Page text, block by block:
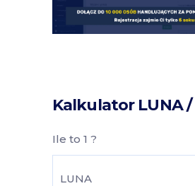
Kalkulator LUNA /
Ile to 1 ?
LUNA